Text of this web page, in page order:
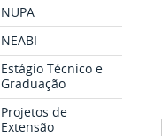
NUPA
NEABI
Estágio Técnico e
Graduação
Projetos de
Extensão